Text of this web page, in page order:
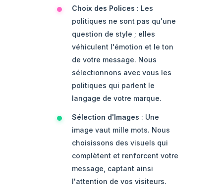
Choix des Polices : Les
politiques ne sont pas qu'une
question de style ; elles
véhiculent l'émotion et le ton
de votre message. Nous
sélectionnons avec vous les
politiques qui parlent le
langage de votre marque.
Sélection d'Images : Une
image vaut mille mots. Nous
choisissons des visuels qui
complètent et renforcent votre
message, captant ainsi
l'attention de vos visiteurs.